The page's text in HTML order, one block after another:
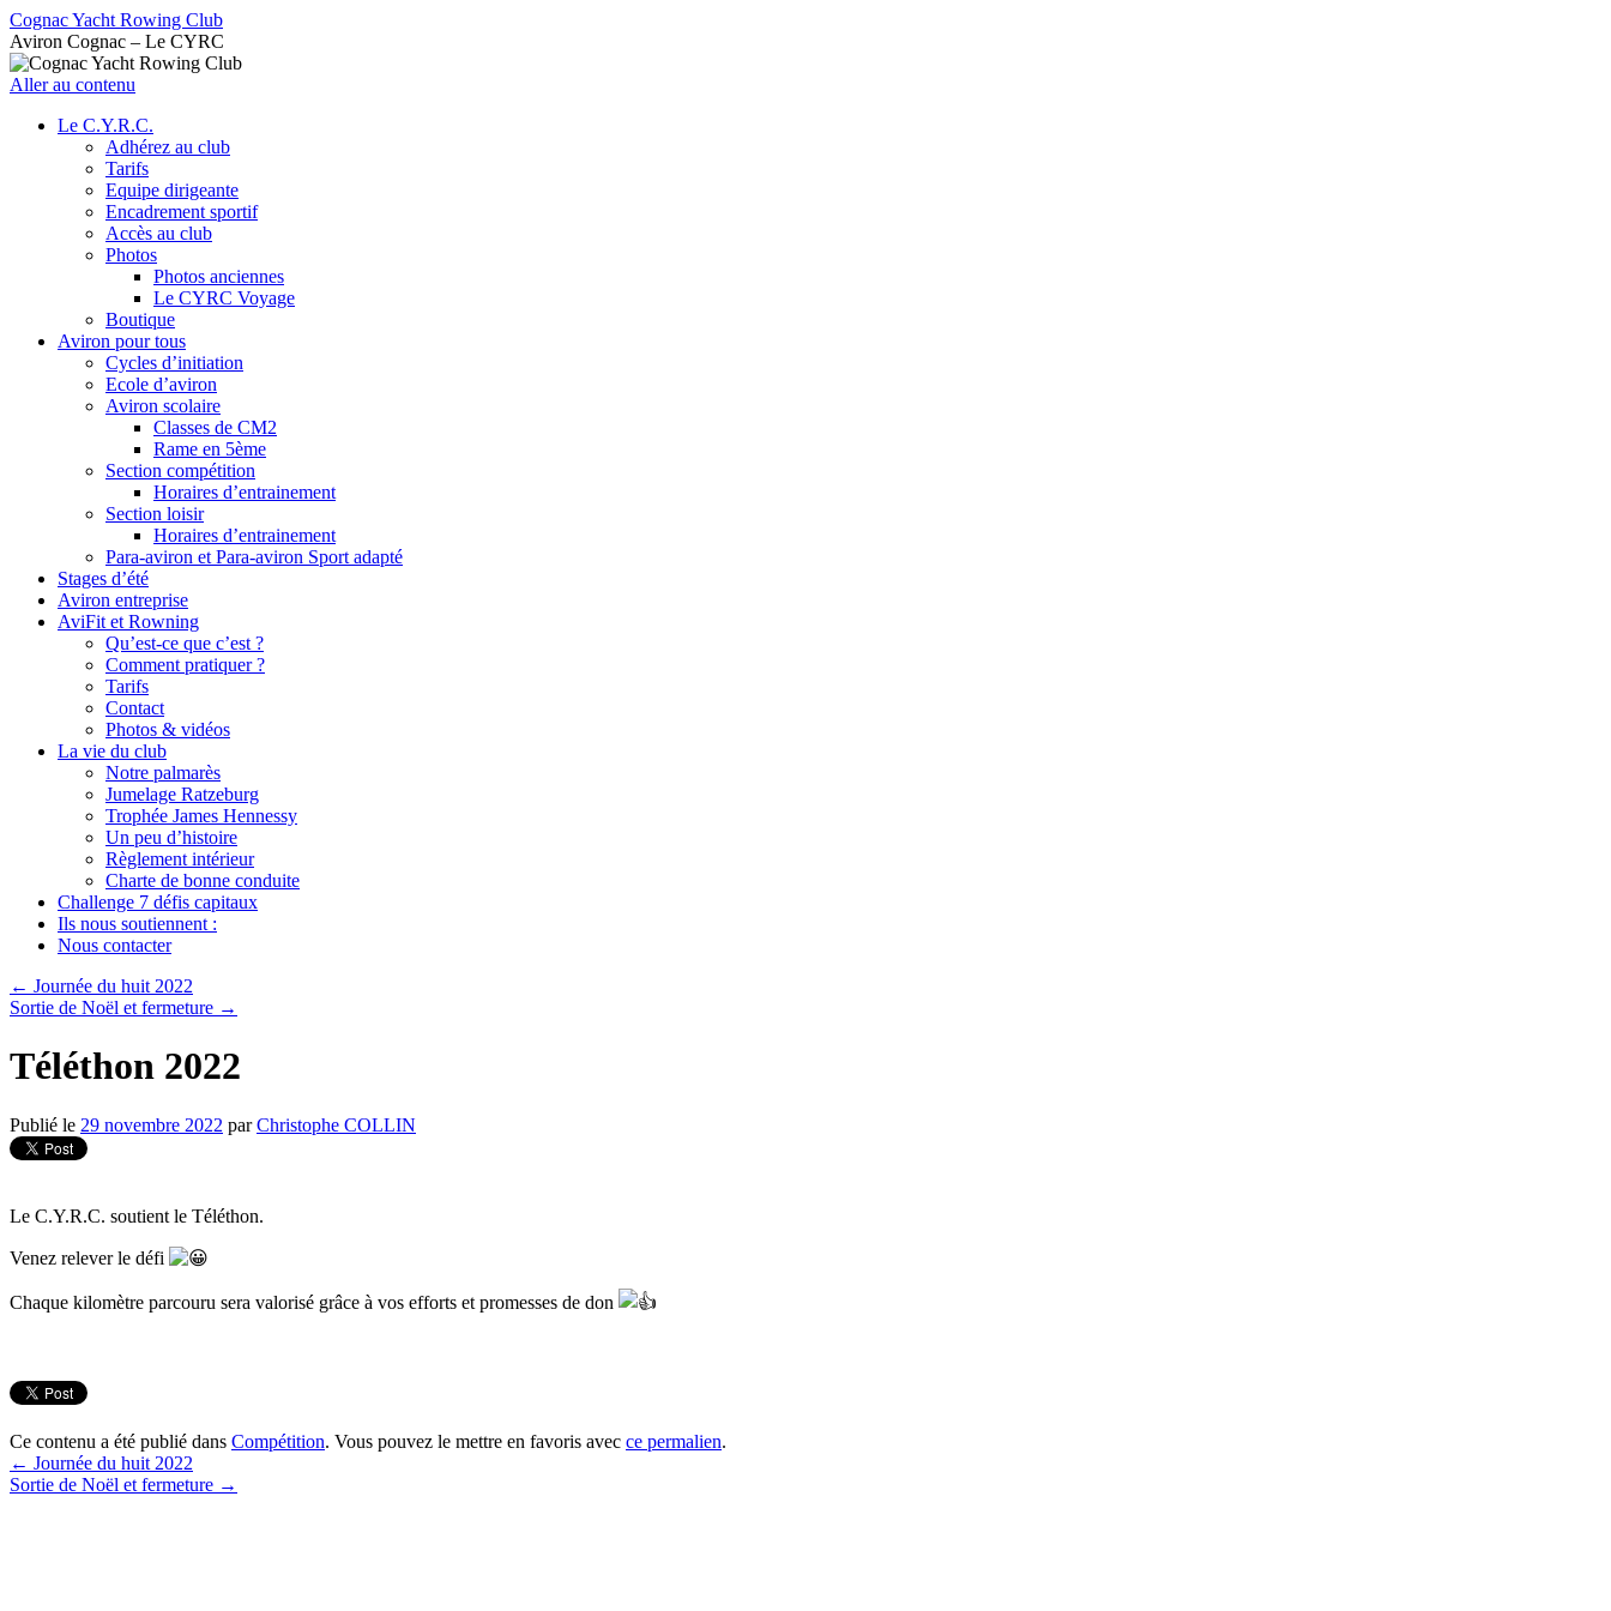
Cognac Yacht Rowing Club
Aviron Cognac – Le CYRC
Aller au contenu
Le C.Y.R.C.
Adhérez au club
Tarifs
Equipe dirigeante
Encadrement sportif
Accès au club
Photos
Photos anciennes
Le CYRC Voyage
Boutique
Aviron pour tous
Cycles d’initiation
Ecole d’aviron
Aviron scolaire
Classes de CM2
Rame en 5ème
Section compétition
Horaires d’entrainement
Section loisir
Horaires d’entrainement
Para-aviron et Para-aviron Sport adapté
Stages d’été
Aviron entreprise
AviFit et Rowning
Qu’est-ce que c’est ?
Comment pratiquer ?
Tarifs
Contact
Photos & vidéos
La vie du club
Notre palmarès
Jumelage Ratzeburg
Trophée James Hennessy
Un peu d’histoire
Règlement intérieur
Charte de bonne conduite
Challenge 7 défis capitaux
Ils nous soutiennent :
Nous contacter
← Journée du huit 2022
Sortie de Noël et fermeture →
Téléthon 2022
Publié le 29 novembre 2022 par Christophe COLLIN
Le C.Y.R.C. soutient le Téléthon.
Venez relever le défi
Chaque kilomètre parcouru sera valorisé grâce à vos efforts et promesses de don
Ce contenu a été publié dans Compétition. Vous pouvez le mettre en favoris avec ce permalien.
← Journée du huit 2022
Sortie de Noël et fermeture →